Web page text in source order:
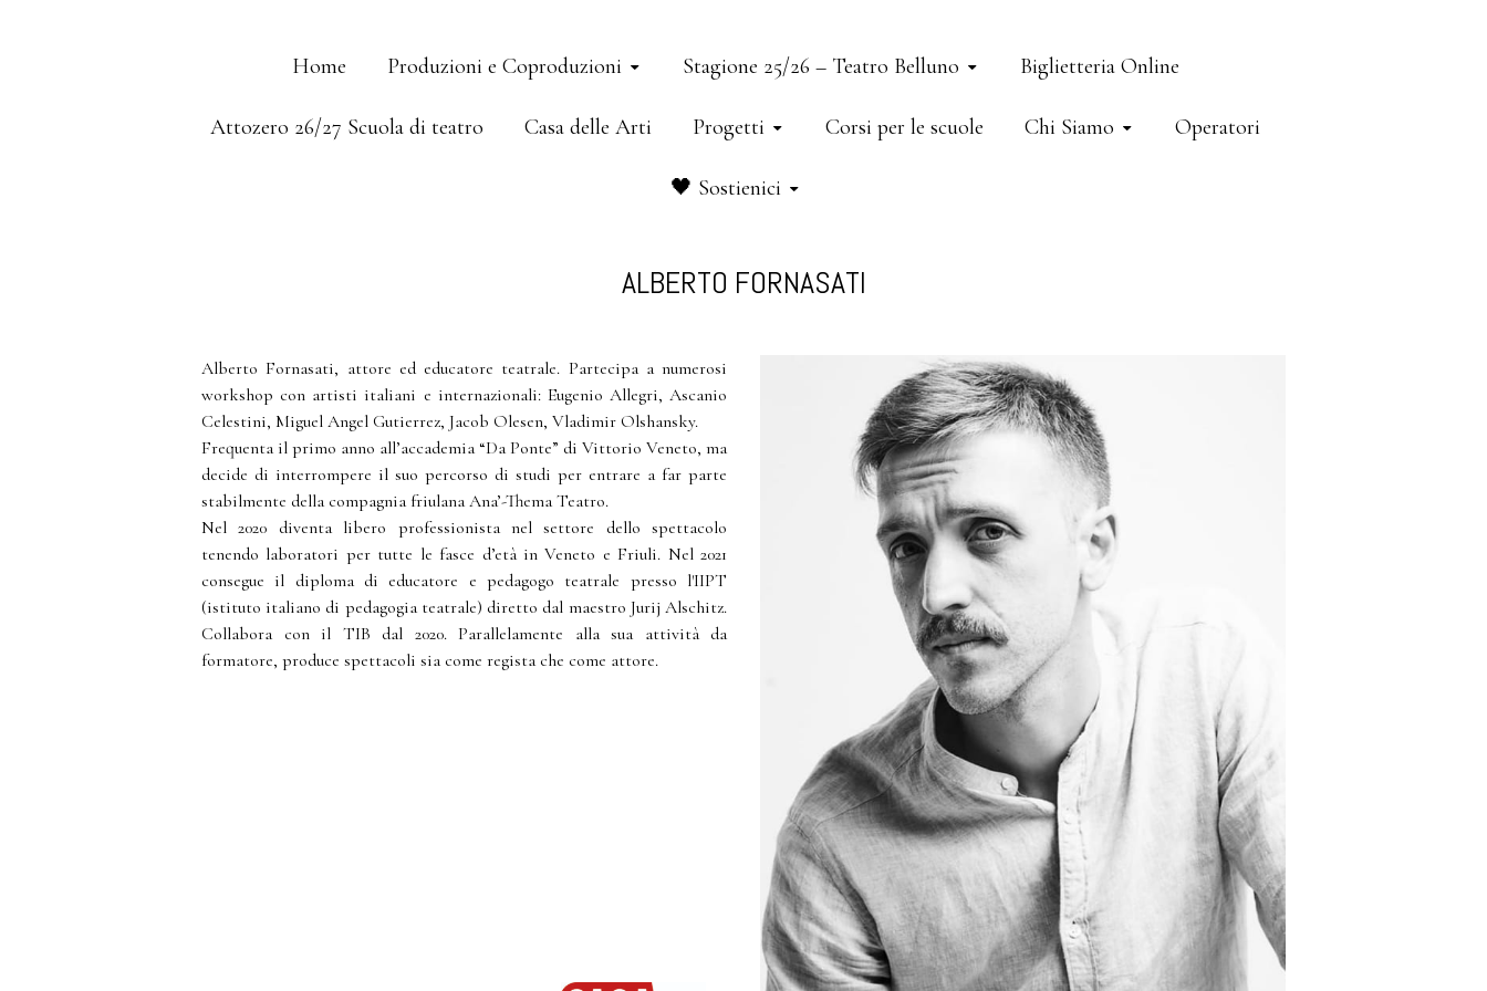
content
Home Produzioni e Coproduzioni Stagione 25/26 – Teatro Belluno Biglietteria Online
Attozero 26/27 Scuola di teatro Casa delle Arti Progetti Corsi per le scuole Chi Siamo Operatori
🖤 Sostienici
ALBERTO FORNASATI
Alberto Fornasati, attore ed educatore teatrale. Partecipa a numerosi
workshop con artisti italiani e internazionali: Eugenio Allegri, Ascanio
Celestini, Miguel Angel Gutierrez, Jacob Olesen, Vladimir Olshansky.
Frequenta il primo anno all’accademia “Da Ponte” di Vittorio Veneto, ma
decide di interrompere il suo percorso di studi per entrare a far parte
stabilmente della compagnia friulana Ana’-Thema Teatro.
Nel 2020 diventa libero professionista nel settore dello spettacolo
tenendo laboratori per tutte le fasce d’età in Veneto e Friuli. Nel 2021
consegue il diploma di educatore e pedagogo teatrale presso l'IIPT
(istituto italiano di pedagogia teatrale) diretto dal maestro Jurij Alschitz.
Collabora con il TIB dal 2020. Parallelamente alla sua attività da
formatore, produce spettacoli sia come regista che come attore.